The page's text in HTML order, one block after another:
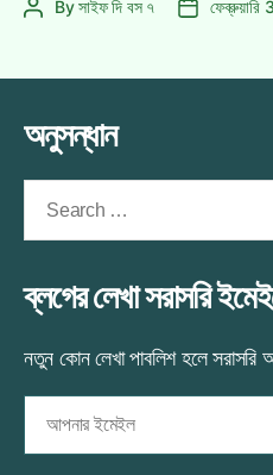
#১
PostByসাইফ দি বস ৭
Post
অনুসন্ধান
ব্লগের লেখা সরাসরি
নতুন কোন লেখা পাবলিশ হলে সরাসরি
ইমেইল